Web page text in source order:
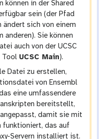
können in der Shared
sein (der Pfad
ändert sich von einem
anderen). Sie können
auch von der UCSC
Tool UCSC Main).
Datei zu erstellen,
von Ensembl
eine umfassendere
bereitstellt,
damit sie mit
funktioniert, das auf
Servern installiert ist.